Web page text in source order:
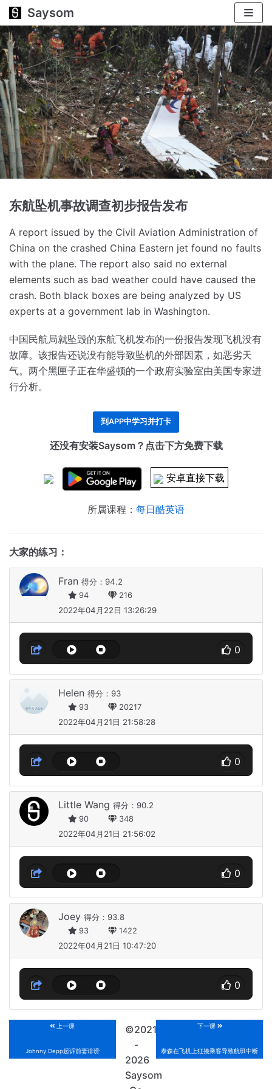
跳
至
正
文
Saysom
东航坠机事故调查初步报告发布
A report issued by the Civil Aviation Administration of
China on the crashed China Eastern jet found no faults
with the plane. The report also said no external
elements such as bad weather could have caused the
crash. Both black boxes are being analyzed by US
experts at a government lab in Washington.
中国民航局就坠毁的东航飞机发布的一份报告发现飞机没有
故障。 该报告还说没有能导致坠机的外部因素，如恶劣天
气。 两个黑匣子正在华盛顿的一个政府实验室由美国专家进
行分析。
到APP中学习并打卡
还没有安装Saysom？点击下方免费下载
安卓直接下载
所属课程： 每日酷英语
大家的练习：
Fran 得分：94.2
94 216
2022年04月22日 13:26:29
0
Helen 得分：93
93 20217
2022年04月21日 21:58:28
0
Little Wang 得分：90.2
90 348
2022年04月21日 21:56:02
0
Joey 得分：93.8
93 1422
2022年04月21日 10:47:20
0
上一课
Johnny Depp起诉前妻诽谤
下一课
泰森在飞机上狂揍乘客导致航班中断
©2021
-
2026
Saysom